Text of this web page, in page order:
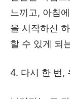
느끼고, 아침
을 시작하신
할 수 있게 되
4. 다시 한 번,